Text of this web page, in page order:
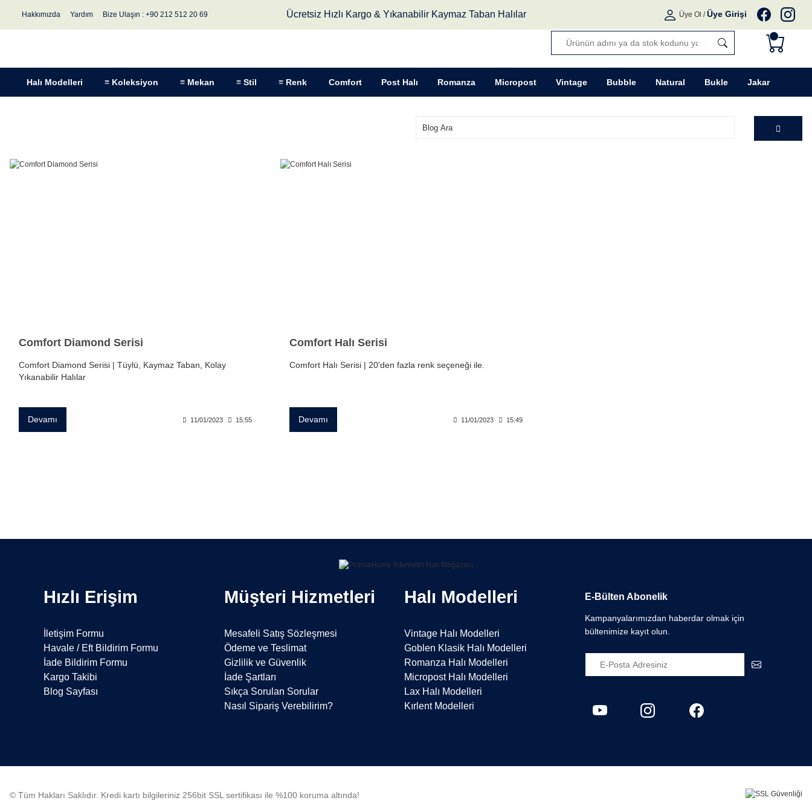
Hakkımızda Yardım Bize Ulaşın : +90 212 512 20 69 Ücretsiz Hızlı Kargo & Yıkanabilir Kaymaz Taban Halılar Üye Ol / Üye Girişi
Halı Modelleri ≡ Koleksiyon ≡ Mekan ≡ Stil ≡ Renk Comfort Post Halı Romanza Micropost Vintage Bubble Natural Bukle Jakar
Blog Etiketleri
Comfort Diamond Serisi
Comfort Diamond Serisi | Tüylü, Kaymaz Taban, Kolay
Yıkanabilir Halılar
Devamı 11/01/2023 15:55
Comfort Halı Serisi
Comfort Halı Serisi | 20'den fazla renk seçeneği ile.
Devamı 11/01/2023 15:49
Hızlı Erişim
İletişim Formu
Havale / Eft Bildirim Formu
İade Bildirim Formu
Kargo Takibi
Blog Sayfası
Müşteri Hizmetleri
Mesafeli Satış Sözleşmesi
Ödeme ve Teslimat
Gizlilik ve Güvenlik
İade Şartları
Sıkça Sorulan Sorular
Nasıl Sipariş Verebilirim?
Halı Modelleri
Vintage Halı Modelleri
Goblen Klasik Halı Modelleri
Romanza Halı Modelleri
Micropost Halı Modelleri
Lax Halı Modelleri
Kırlent Modelleri
E-Bülten Abonelik
Kampanyalarımızdan haberdar olmak için
bültenimize kayıt olun.
© Tüm Hakları Saklıdır. Kredi kartı bilgileriniz 256bit SSL sertifikası ile %100 koruma altında!